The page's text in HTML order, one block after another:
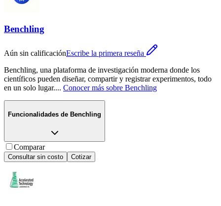
Benchling
Aún sin calificaciónEscribe la primera reseña
Benchling, una plataforma de investigación moderna donde los
científicos pueden diseñar, compartir y registrar experimentos, todo
en un solo lugar.... Conocer más sobre Benchling
Funcionalidades de Benchling
Comparar
Consultar sin costo Cotizar